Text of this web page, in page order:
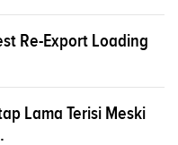
Re-Export Loading
Lama Terisi Meski